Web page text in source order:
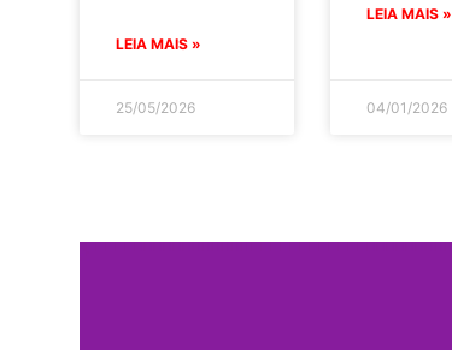
LEIA MAIS »
25/05/2026
LEIA MAIS »
04/01/2026